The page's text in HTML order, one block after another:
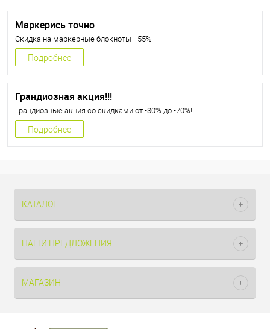
Маркерись точно
Скидка на маркерные блокноты - 55%
Подробнее
Грандиозная акция!!!
Грандиозные акция со скидками от -30% до -70%!
Подробнее
КАТАЛОГ
НАШИ ПРЕДЛОЖЕНИЯ
МАГАЗИН